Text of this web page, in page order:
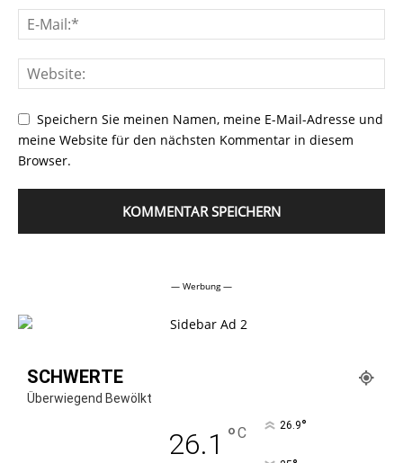
Speichern Sie meinen Namen, meine E-Mail-Adresse und
meine Website für den nächsten Kommentar in diesem
Browser.
— Werbung —
SCHWERTE
Überwiegend Bewölkt
26.1 °C 26.9°